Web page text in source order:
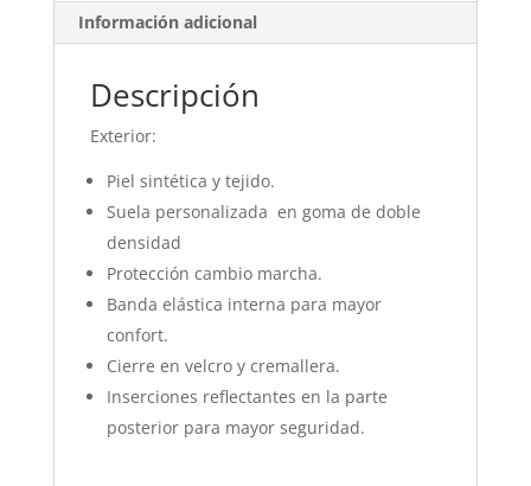
Información adicional
Descripción
Exterior:
Piel sintética y tejido.
Suela personalizada en goma de doble
densidad
Protección cambio marcha.
Banda elástica interna para mayor
confort.
Cierre en velcro y cremallera.
Inserciones reflectantes en la parte
posterior para mayor seguridad.